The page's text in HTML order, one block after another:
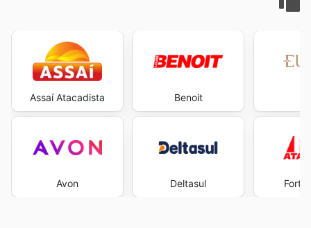
Assaí Atacadista
Avon
Benoit
Deltasul Fort